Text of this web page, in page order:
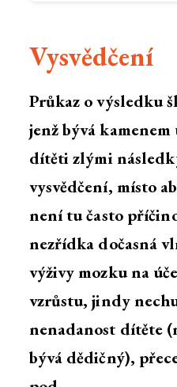
Vysvědčení
Průkaz o výsledku
jenž bývá
dítěti zlými
vysvědčení, místo
není tu často
nezřídka dočasná
výživy mozku na
vzrůstu, jindy
nenadanost dítěte
bývá dědičný),